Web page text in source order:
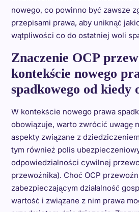
nowego, co powinno być zawsze
przepisami prawa, aby uniknąć
wątpliwości co do ostatniej woli
Znaczenie OCP
kontekście nowego
spadkowego od kiedy
W kontekście nowego prawa
obowiązuje, warto zwrócić uwagę
aspekty związane z
tym również polis
odpowiedzialności cywilnej
przewoźnika). Choć OCP
zabezpieczającym działalność
wartość i związane z nim prawa